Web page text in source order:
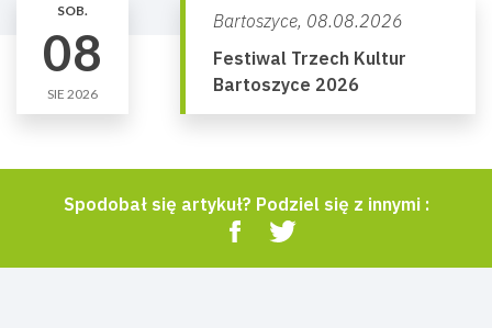
SOB.
08
SIE 2026
Bartoszyce, 08.08.2026
Festiwal Trzech Kultur
Bartoszyce 2026
Spodobał się artykuł? Podziel się z innymi :